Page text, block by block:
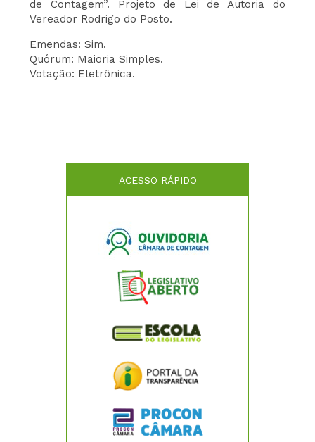
de Contagem”. Projeto de Lei de Autoria do
Vereador Rodrigo do Posto.
Emendas: Sim.
Quórum: Maioria Simples.
Votação: Eletrônica.
ACESSO RÁPIDO